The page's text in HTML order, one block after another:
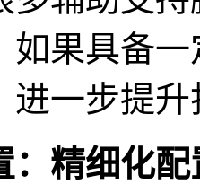
如果具备
进一步提
：精细化